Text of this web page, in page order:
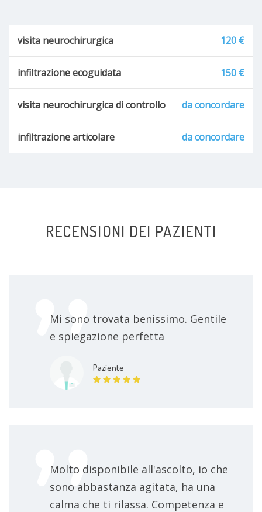
visita neurochirurgica 120 €
infiltrazione ecoguidata 150 €
visita neurochirurgica di controllo da concordare
infiltrazione articolare da concordare
RECENSIONI DEI PAZIENTI
Mi sono trovata benissimo. Gentile
e spiegazione perfetta
Paziente
Molto disponibile all'ascolto, io che
sono abbastanza agitata, ha una
calma che ti rilassa. Competenza e